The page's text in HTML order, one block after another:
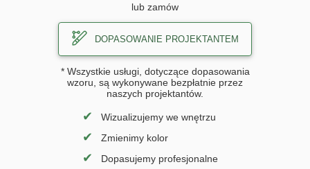
lub zamów
DOPASOWANIE PROJEKTANTEM
* Wszystkie usługi, dotyczące dopasowania
wzoru, są wykonywane bezpłatnie przez
naszych projektantów.
✔ Wizualizujemy we wnętrzu
✔ Zmienimy kolor
✔ Dopasujemy profesjonalne